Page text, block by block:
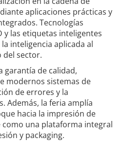
aplicaciones prácticas y
Tecnologías
y las etiquetas inteligentes
inteligencia aplicada al
sector.
garantía de calidad,
modernos sistemas de
de errores y la
Además, la feria amplía
hacia la impresión de
como una plataforma integral
y packaging.